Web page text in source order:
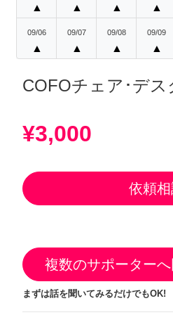
▲ ▲ ▲ ▲
09/06
▲
09/07
▲
09/08
▲
09/09
▲
COFOチェア･デス
¥3,000
依頼
複数のサポーター
まずは話を聞いてみるだけでもOK!